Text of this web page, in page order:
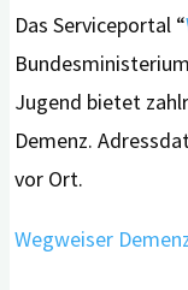
Das Serviceportal “
Jugend bietet
Demenz.
vor Ort.
Wegweiser